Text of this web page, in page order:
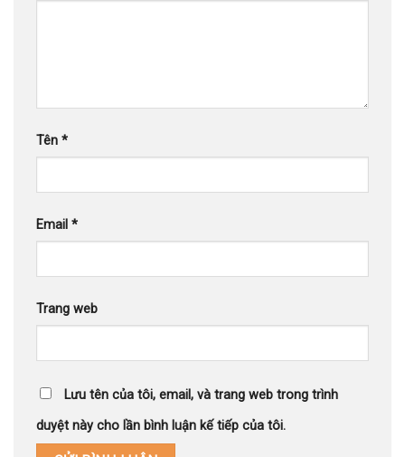
Tên *
Email *
Trang web
Lưu tên của tôi, email, và trang web trong trình
duyệt này cho lần bình luận kế tiếp của tôi.